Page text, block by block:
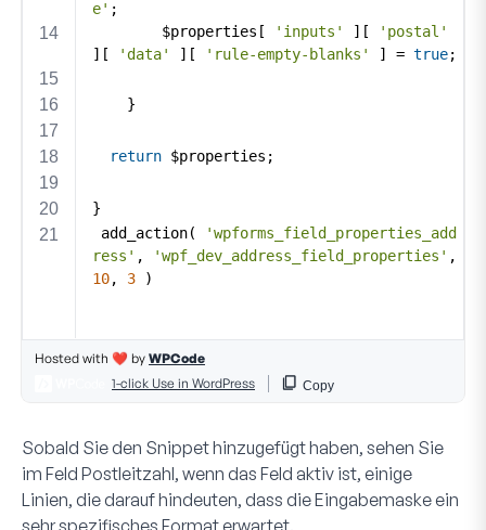
Sobald Sie den Snippet hinzugefügt haben, sehen Sie
im Feld Postleitzahl, wenn das Feld aktiv ist, einige
Linien, die darauf hindeuten, dass die Eingabemaske ein
sehr spezifisches Format erwartet.